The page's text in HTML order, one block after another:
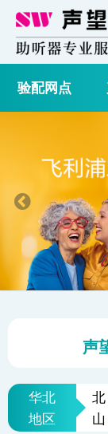
验配网点
声
华北
地区